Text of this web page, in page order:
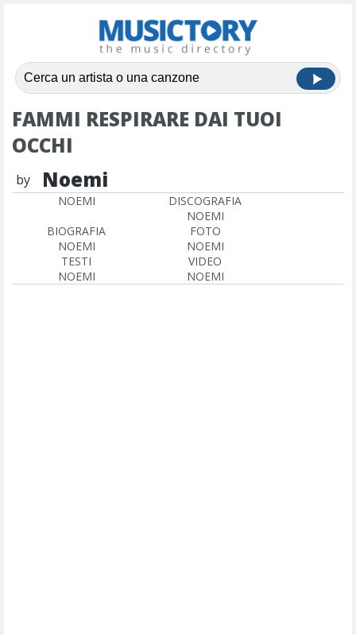
FAMMI RESPIRARE DAI TUOI
OCCHI
by Noemi
NOEMI
DISCOGRAFIA
NOEMI
BIOGRAFIA
NOEMI
FOTO
NOEMI
TESTI
NOEMI
VIDEO
NOEMI